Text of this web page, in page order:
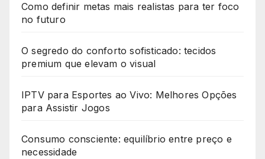
Como definir metas mais realistas para ter foco
no futuro
O segredo do conforto sofisticado: tecidos
premium que elevam o visual
IPTV para Esportes ao Vivo: Melhores Opções
para Assistir Jogos
Consumo consciente: equilíbrio entre preço e
necessidade